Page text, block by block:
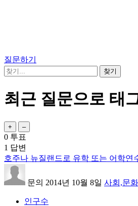
질문하기
최근 질문으로 태
0 투표
1 답변
호주나 뉴질랜드로 유학 또는 어학연
문의 2014년 10월 8일 사회,문화
인구수